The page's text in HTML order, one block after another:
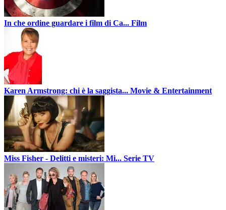
In che ordine guardare i film di Ca... Film
Karen Armstrong: chi è la saggista... Movie & Entertainment
Miss Fisher - Delitti e misteri: Mi... Serie TV